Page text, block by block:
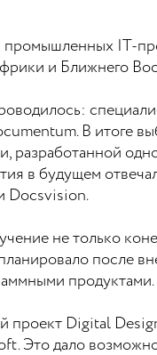
IT-
и Ближнего
В итоге
разработанной
в будущем
Docsvision.
не только
после
продуктами.
Digital
Это дало